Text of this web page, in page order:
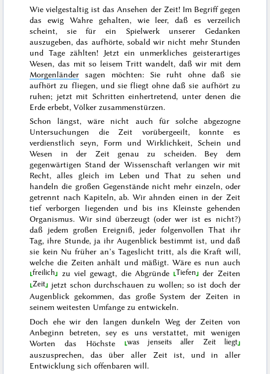
Wie vielgestaltig ist das Ansehen der Zeit! Im Begriff gegen
das ewig Wahre gehalten, wie leer, daß es verzeilich
scheint, sie für ein Spielwerk unserer Gedanken
auszugeben, das aufhörte, sobald wir nicht mehr Stunden
und Tage zählten! Jetzt ein unmerkliches geisterartiges
Wesen, das mit so leisem Tritt wandelt, daß wir mit dem
Morgenländer sagen möchten: Sie ruht ohne daß sie
aufhört zu fliegen, und sie fliegt ohne daß sie aufhört zu
ruhen; jetzt mit Schritten einhertretend, unter denen die
Erde erbebt, Völker zusammenstürzen.
Schon längst, wäre nicht auch für solche abgezogne
Untersuchungen die Zeit vorübergeeilt, konnte es
verdienstlich seyn, Form und Wirklichkeit, Schein und
Wesen in der Zeit genau zu scheiden. Bey dem
gegenwärtigen Stand der Wissenschaft verlangen wir mit
Recht, allesgleich im Leben und That zu sehen und
handeln die großen Gegenstände nicht mehr einzeln, oder
getrennt nach Kapiteln, ab. Wir ahnden einen in der Zeit
tief verborgen liegenden und bis ins Kleinste gehenden
Organismus. Wir sind überzeugt (oder wer ist es nicht?)
daß jedem großen Ereigniß, jeder folgenvollen That ihr
Tag, ihre Stunde, ja ihr Augenblick bestimmt ist, und daß
sie kein Nu früher an’s Tageslicht tritt, als die Kraft will,
welche die Zeiten anhält und mäßigt. Wäre es nun auch
freilich zu viel gewagt, die Abgründe Tiefen der Zeiten
Zeit jetzt schon durchschauen zu wollen; so ist doch der
Augenblick gekommen, das große System der Zeiten in
seinem weitesten Umfange zu entwickeln.
Doch ehe wir den langen dunkeln Weg der Zeiten von
Anbeginn betreten, sey es uns verstattet, mit wenigen
Worten das Höchste was jenseits aller Zeit liegt
auszusprechen, das über aller Zeit ist, und in aller
Entwicklung sich offenbaren will.